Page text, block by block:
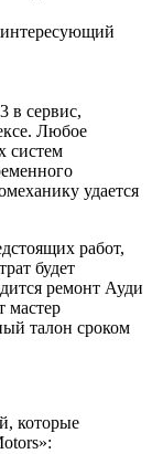
в сервис,
Любое
систем
удается
работ,
будет
ремонт Ауди
мастер
талон сроком
которые